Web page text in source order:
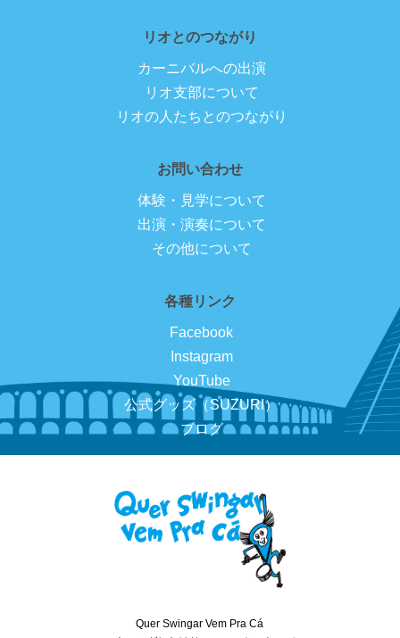
リオとのつながり
カーニバルへの出演
リオ支部について
リオの人たちとのつながり
お問い合わせ
体験・見学について
出演・演奏について
その他について
各種リンク
Facebook
Instagram
YouTube
公式グッズ（SUZURI）
ブログ
Quer Swingar Vem Pra Cá